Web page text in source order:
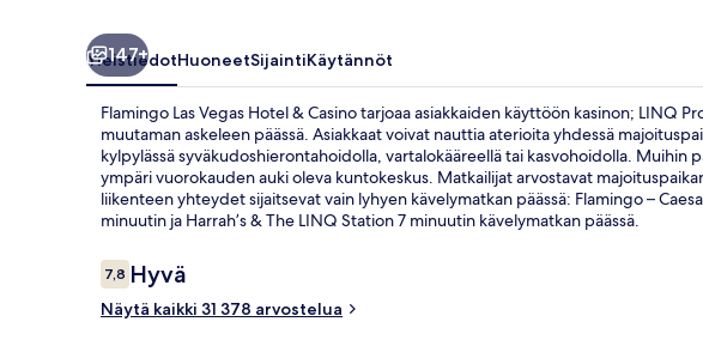
147+
YleistiedotHuoneetSijaintiKäytännöt
Flamingo Las Vegas Hotel & Casino tarjoaa asiakkaiden käyttöön kasinon; LINQ
muutaman askeleen päässä. Asiakkaat voivat nauttia aterioita yhdessä
kylpylässä syväkudoshierontahoidolla, vartalokääreellä tai kasvohoidolla. Muihin
ympäri vuorokauden auki oleva kuntokeskus. Matkailijat arvostavat
liikenteen yhteydet sijaitsevat vain lyhyen kävelymatkan päässä: Flamingo –
minuutin ja Harrah’s & The LINQ Station 7 minuutin kävelymatkan päässä.
Arvostelut
7,87,8 kautta 10.
Hyvä
Näytä kaikki 31 378 arvostelua